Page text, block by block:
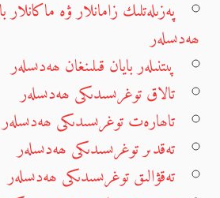
پەزىلەتلىك زامانلار ۋە ماكانلار
ھەدىسلەر
پىتنىلەر بايان قىلىنغان ھەدىسلەر
تالاق توغرىسىدىكى ھەدىسلەر
تاھارەت توغرىسىدىكى ھەدىسلەر
تەقدىر توغرىسىدىكى ھەدىسلەر
تەقۋالىق توغرىسىدىكى ھەدىسلەر